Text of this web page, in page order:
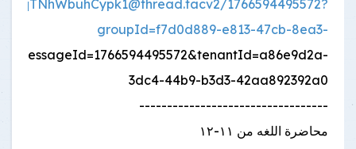
/1766594495572?
groupId=f7d0d889-e813-47cb-8ea3-
3dc4-44b9-b3d3-42aa892392a0
----------------------------------
محاضرة اللغه من ١١-١٢